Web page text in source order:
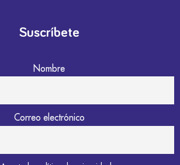
Suscríbete
Nombre
Correo electrónico